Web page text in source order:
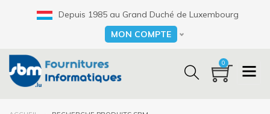
Depuis 1985 au Grand Duché de Luxembourg
Select your language
MON COMPTE
0